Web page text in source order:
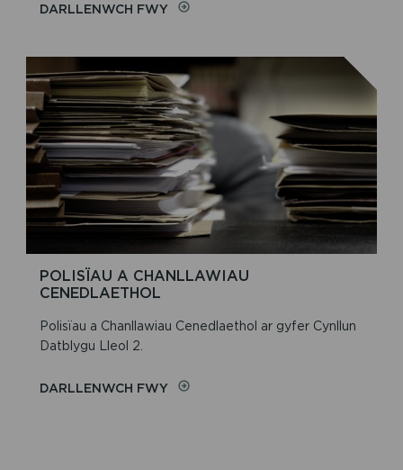
DARLLENWCH FWYON
A
CHANLLAWIAU
GWEITHDREFNOL
POLISÏAU A CHANLLAWIAU
CENEDLAETHOL
Polisïau a Chanllawiau Cenedlaethol ar gyfer Cynllun
Datblygu Lleol 2.
DARLLENWCH FWYON